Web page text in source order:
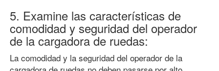
5. Examine las características de
comodidad y seguridad del operador
de la cargadora de ruedas:
La comodidad y la seguridad del operador de la